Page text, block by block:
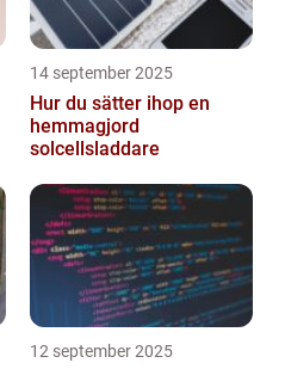
14 september 2025
Hur du sätter ihop en
hemmagjord
solcellsladdare
12 september 2025